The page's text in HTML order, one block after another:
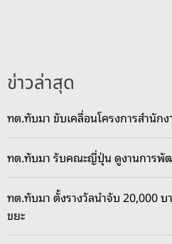
ข่าวล่าสุด
ทต.ทับมา ขับเคลื่อนโครงการสำนักง
ทต.ทับมา รับคณะญี่ปุ่น ดูงานการ
ทต.ทับมา ตั้งรางวัลนำจับ 20,000
ขยะ